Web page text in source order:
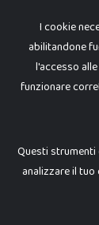
Dadi e Mattoncini
espressamente
brand elencati nel
I prezzi e le
negozio.
Giocabene Srl - via
P.IVA 02608090425
I cookie
abilitandone
l'accesso
funzionare
Questi
analizzare il